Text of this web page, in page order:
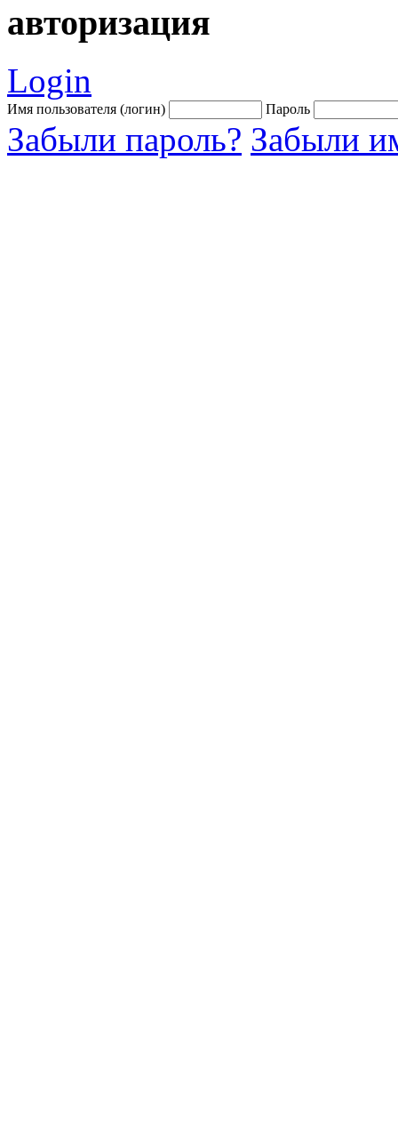
авторизация
Login
Имя пользователя (логин) Пароль
Забыли пароль? Забыли